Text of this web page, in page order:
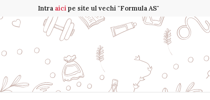
Intra aicipe site ul vechi "Formula AS"